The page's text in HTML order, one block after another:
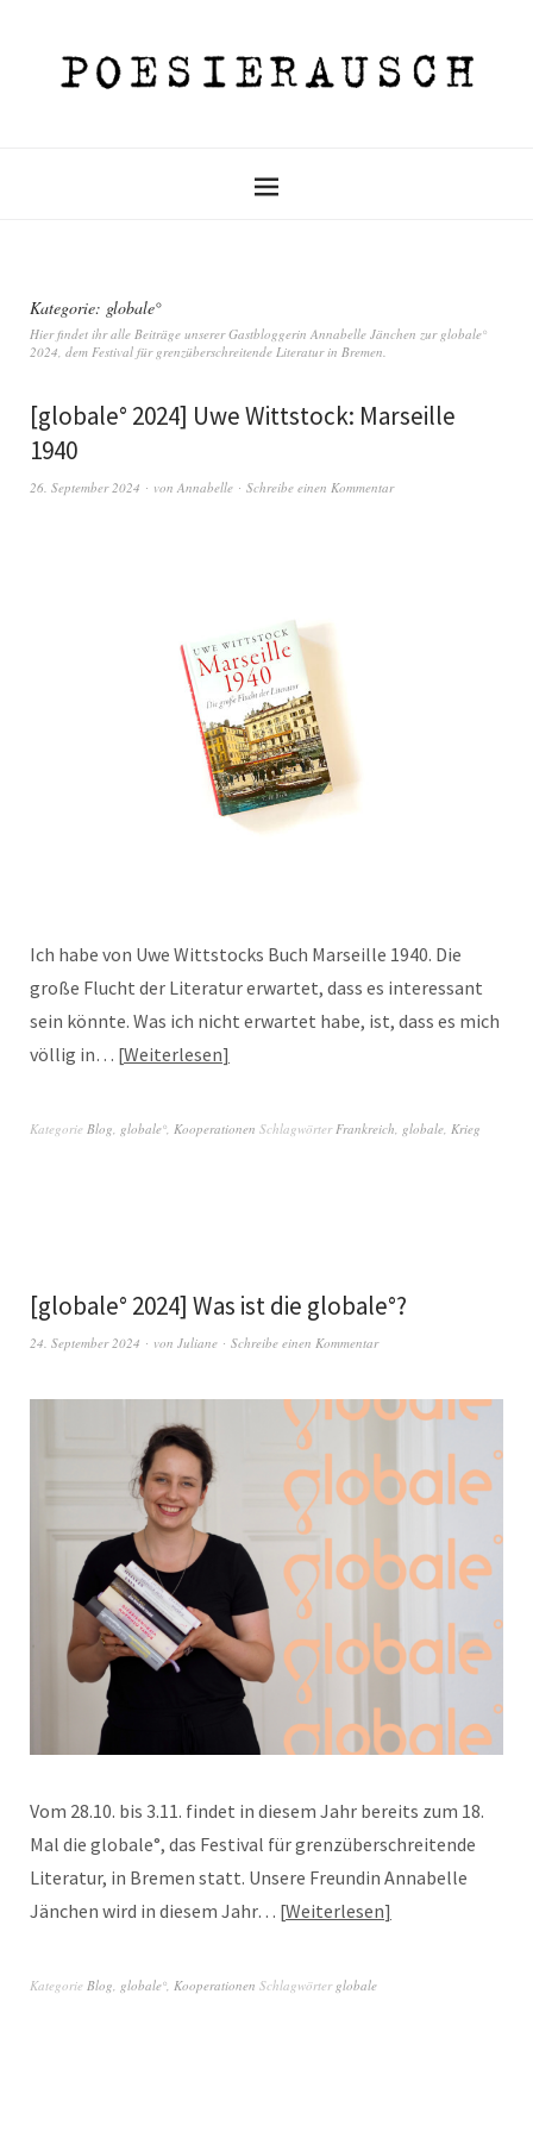
Kategorie: globale°
Hier findet ihr alle Beiträge unserer Gastbloggerin Annabelle Jänchen zur globale°
2024, dem Festival für grenzüberschreitende Literatur in Bremen.
[globale° 2024] Uwe Wittstock: Marseille
1940
26. September 2024 von Annabelle Schreibe einen Kommentar
Ich habe von Uwe Wittstocks Buch Marseille 1940. Die
große Flucht der Literatur erwartet, dass es interessant
sein könnte. Was ich nicht erwartet habe, ist, dass es mich
völlig in… Weiterlesen
Kategorie Blog, globale°, Kooperationen SchlagwörterFrankreich, globale, Krieg
[globale° 2024] Was ist die globale°?
24. September 2024 von Juliane Schreibe einen Kommentar
Vom 28.10. bis 3.11. findet in diesem Jahr bereits zum 18.
Mal die globale°, das Festival für grenzüberschreitende
Literatur, in Bremen statt. Unsere Freundin Annabelle
Jänchen wird in diesem Jahr… Weiterlesen
Kategorie Blog globale° Kooperationen Schlagwörter globale